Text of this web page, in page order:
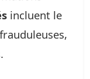
incluent le